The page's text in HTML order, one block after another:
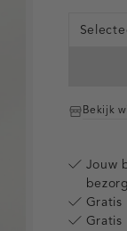
Bekijk
Jouw
Gratis